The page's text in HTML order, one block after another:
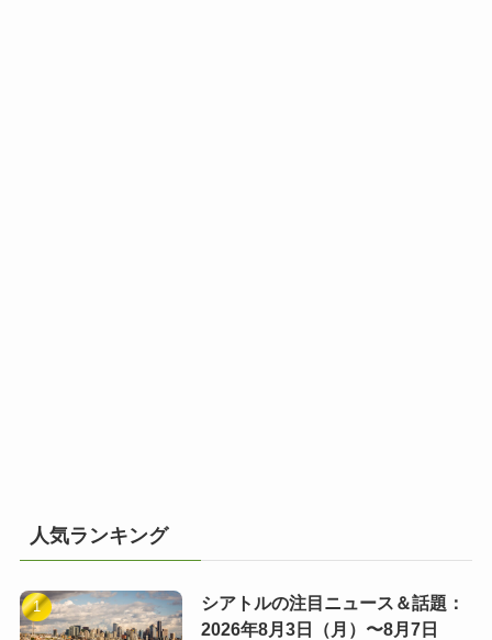
人気ランキング
シアトルの注目ニュース＆話題：
2026年8月3日（月）〜8月7日